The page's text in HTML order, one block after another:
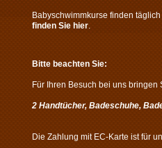
Babyschwimmkurse finden
finden Sie hier.
Bitte beachten Sie:
Für Ihren Besuch bei uns bringen
2 Handtücher, Badeschuhe,
Die Zahlung mit EC-Karte ist für